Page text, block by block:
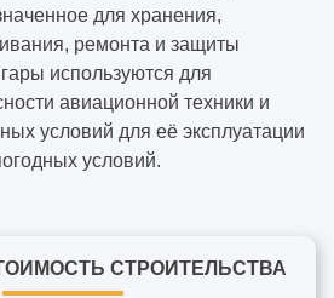
для хранения,
ремонта и защиты
используются для
авиационной техники и
условий для её эксплуатации
условий.
СТРОИТЕЛЬСТВА